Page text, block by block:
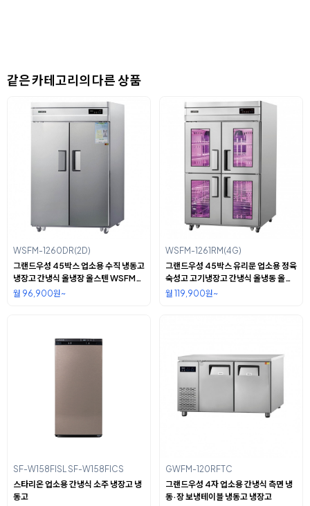
같은 카테고리의 다른 상품
WSFM-1260DR(2D)
그랜드우성 45박스 업소용 수직 냉동고
냉장고 간냉식 올냉장 올스텐 WSFM-
1260DR(2D)
월 96,900원~
WSFM-1261RM(4G)
그랜드우성 45박스 유리문 업소용 정육
숙성고 고기냉장고 간냉식 올냉동 올스
텐 WSFM-1261RM(4G)
월 119,900원~
SF-W158FISL SF-W158FICS
스타리온 업소용 간냉식 소주 냉장고 냉
동고
GWFM-120RFTC
그랜드우성 4자 업소용 간냉식 측면 냉
동·장 보냉테이블 냉동고 냉장고